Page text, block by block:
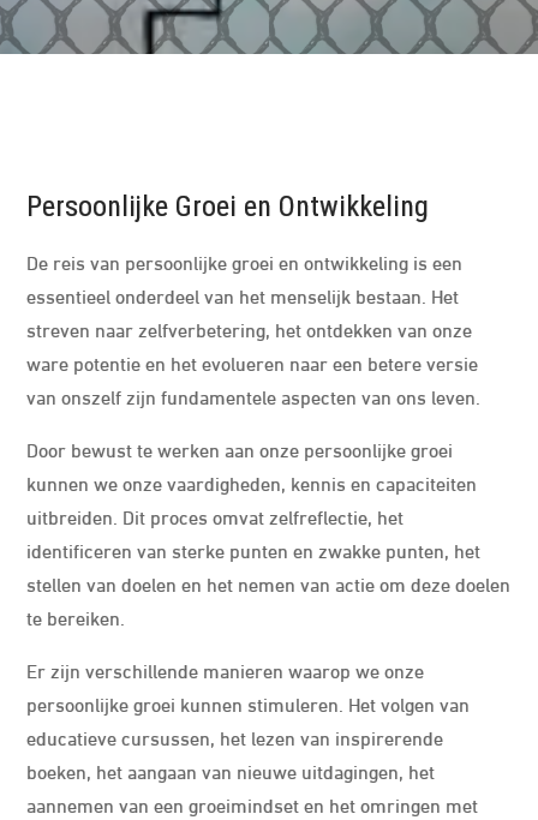
Persoonlijke Groei en Ontwikkeling
De reis van persoonlijke groei en ontwikkeling is een
essentieel onderdeel van het menselijk bestaan. Het
streven naar zelfverbetering, het ontdekken van onze
ware potentie en het evolueren naar een betere versie
van onszelf zijn fundamentele aspecten van ons leven.
Door bewust te werken aan onze persoonlijke groei
kunnen we onze vaardigheden, kennis en capaciteiten
uitbreiden. Dit proces omvat zelfreflectie, het
identificeren van sterke punten en zwakke punten, het
stellen van doelen en het nemen van actie om deze doelen
te bereiken.
Er zijn verschillende manieren waarop we onze
persoonlijke groei kunnen stimuleren. Het volgen van
educatieve cursussen, het lezen van inspirerende
boeken, het aangaan van nieuwe uitdagingen, het
aannemen van een groeimindset en het omringen met